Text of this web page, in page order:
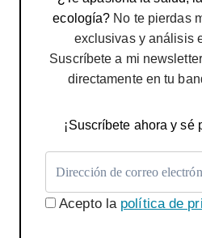
ecología? No te pierdas
exclusivas y análisis
Suscríbete a mi
directamente en tu
¡Suscríbete ahora y sé
Acepto la política de